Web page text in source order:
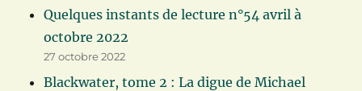
Quelques instants de lecture n°54 avril à
octobre 2022
27 octobre 2022
Blackwater, tome 2 : La digue de Michael